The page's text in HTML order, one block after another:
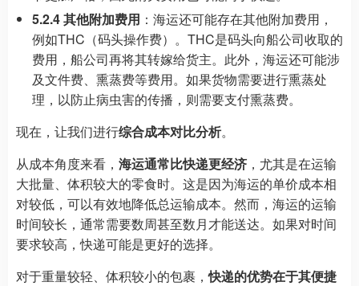
5.2.4 其他附加费用 ：海运还可能存在其他附加费用，
例如THC（码头操作费）。THC是码头向船公司收取的
费用，船公司再将其转嫁给货主。此外，海运还可能涉
及文件费、熏蒸费等费用。如果货物需要进行熏蒸处
理，以防止病虫害的传播，则需要支付熏蒸费。
现在，让我们进行综合成本对比分析。
从成本角度来看， 海运通常比快递更经济 ，尤其是在运输
大批量、体积较大的零食时。这是因为海运的单价成本相
对较低，可以有效地降低总运输成本。然而，海运的运输
时间较长，通常需要数周甚至数月才能送达。如果对时间
要求较高，快递可能是更好的选择。
对于重量较轻、体积较小的包裹，快递的优势在于其便捷